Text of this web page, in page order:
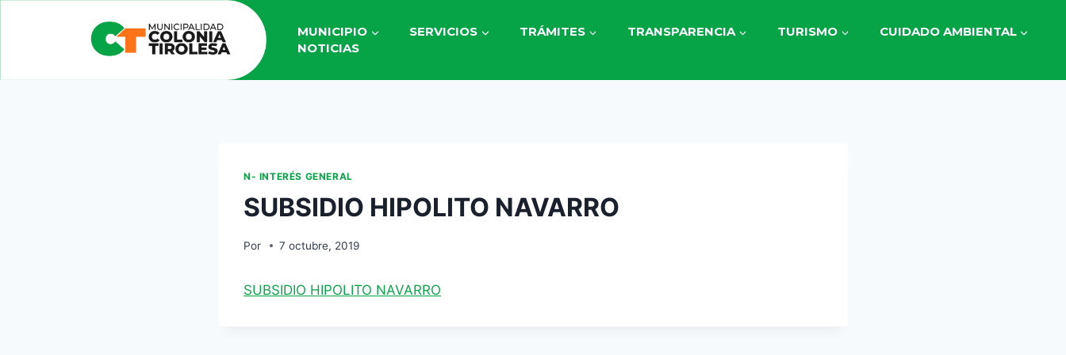
MUNICIPIO SERVICIOS TRÁMITES TRANSPARENCIA TURISMO
CUIDADO AMBIENTAL
NOTICIAS
N- INTERÉS GENERAL
SUBSIDIO HIPOLITO NAVARRO
Por 7 octubre, 2019
SUBSIDIO HIPOLITO NAVARRO